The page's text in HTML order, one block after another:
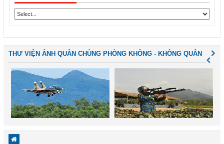
THƯ VIỆN ẢNH QUÂN CHỦNG PHÒNG KHÔNG - KHÔNG QUÂN